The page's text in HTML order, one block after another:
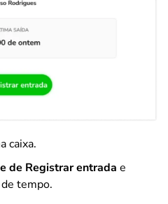
caixa.
de Registrar entrada e
tempo.